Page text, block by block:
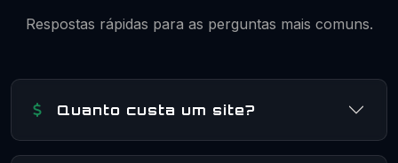
Respostas rápidas para as perguntas mais comuns.
Quanto custa um site?